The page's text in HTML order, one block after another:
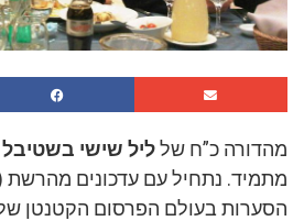
מהדורה כ”ח שלליל שישי בשטיבל
מתמיד. נתחיל עם עדכונים מהרשת
הסערות בעולם הפרסום הקטנטן